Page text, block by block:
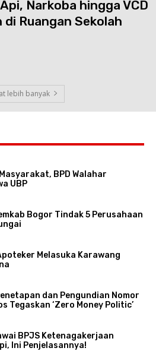
Narkoba hingga VCD
Ruangan Sekolah
lebih banyak
BPD Walahar
UBP
Bogor Tindak 5 Perusahaan
Melasuka Karawang
dan Pengundian Nomor
Tegaskan ‘Zero Money Politic’
BPJS Ketenagakerjaan
Ini Penjelasannya!